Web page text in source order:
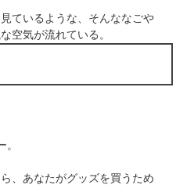
ているような、そんななごや
空気が流れている。
、あなたがグッズを買うため